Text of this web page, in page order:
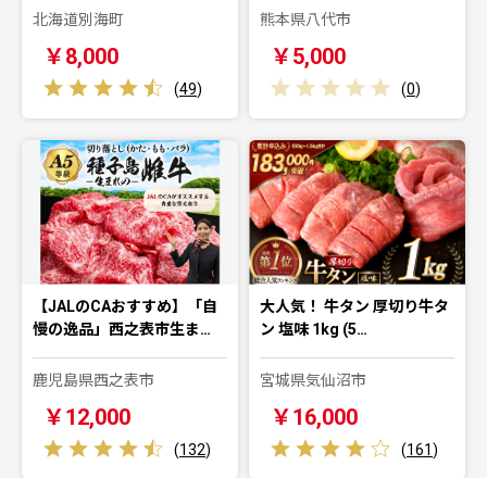
北海道別海町
￥8,000
(49)
熊本県八代市
￥5,000
(0)
【JALのCAおすすめ】「自
慢の逸品」西之表市生ま…
鹿児島県西之表市
￥12,000
(132)
大人気！ 牛タン 厚切り牛タ
ン 塩味 1kg (5…
宮城県気仙沼市
￥16,000
(161)